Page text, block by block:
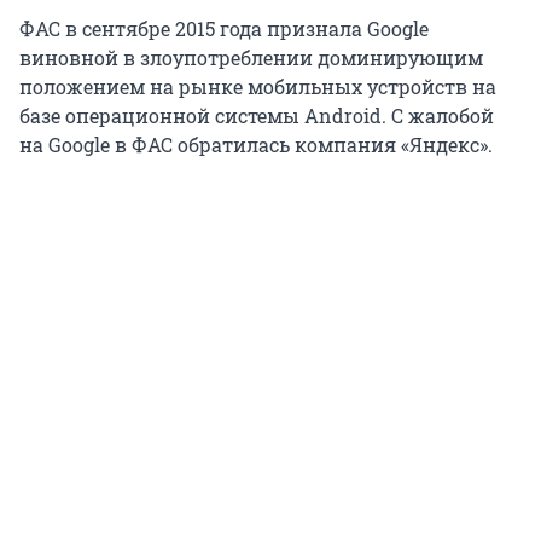
ФАС в сентябре 2015 года признала Google
виновной в злоупотреблении доминирующим
положением на рынке мобильных устройств на
базе операционной системы Android. С жалобой
на Google в ФАС обратилась компания «Яндекс».